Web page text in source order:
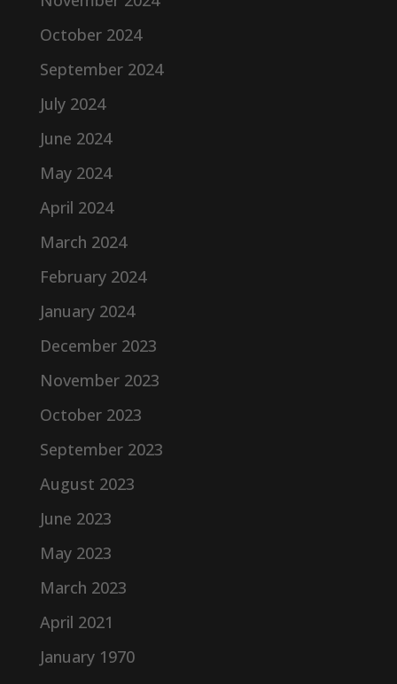
October 2024
September 2024
July 2024
June 2024
May 2024
April 2024
March 2024
February 2024
January 2024
December 2023
November 2023
October 2023
September 2023
August 2023
June 2023
May 2023
March 2023
April 2021
January 1970